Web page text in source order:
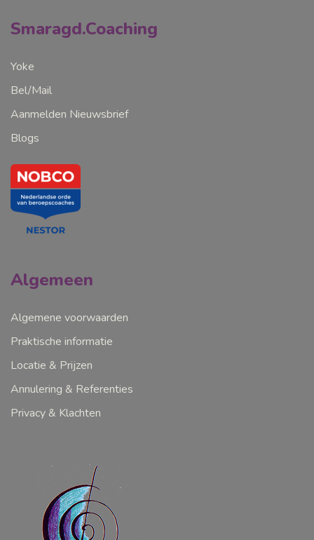
Smaragd.Coaching
Yoke
Bel/Mail
Aanmelden Nieuwsbrief
Blogs
Algemeen
Algemene voorwaarden
Praktische informatie
Locatie & Prijzen
Annulering & Referenties
Privacy & Klachten